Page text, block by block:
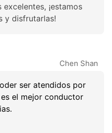
¡estamos
y disfrutarlas!
Chen Shan
ser atendidos por
el mejor conductor